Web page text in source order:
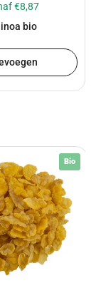
€8,87
bio
Bio